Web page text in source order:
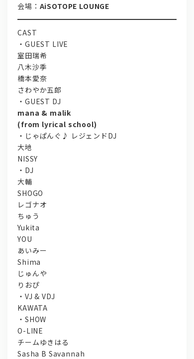
会場： AiSOTOPE LOUNGE
CAST
・GUEST LIVE
室田瑞希
八木沙季
橋本愛奈
さわやか五郎
・GUEST DJ
mana & malik
(from lyrical school)
・じゃぱんぐ♪ レジェンドDJ
大地
NISSY
・DJ
大輔
SHOGO
レゴナオ
ちゅう
Yukita
YOU
あいみー
Shima
じゅんや
りおぴ
・VJ & VDJ
KAWATA
・SHOW
O-LINE
チームゆきはる
Sasha B Savannah